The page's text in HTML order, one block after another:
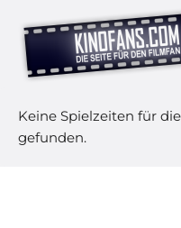
Keine Spielzeiten für
gefunden.